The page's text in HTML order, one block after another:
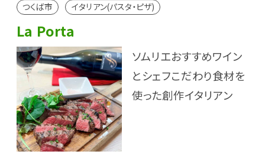
つくば市 イタリアン(パスタ・ピザ)
La Porta
ソムリエおすすめワイン
とシェフこだわり食材を
使った創作イタリアン